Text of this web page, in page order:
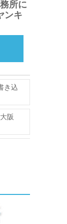
所に
ンキ
き込
阪